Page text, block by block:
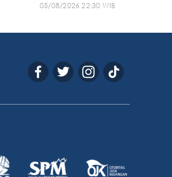
05/08/2026 22:30 WIB